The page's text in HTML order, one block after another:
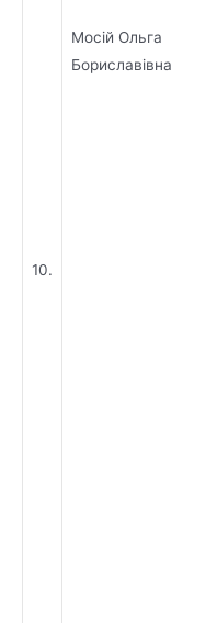
10.
Мосій Ольга
Бориславівна